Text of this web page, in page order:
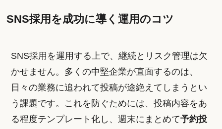
SNS採用を成功に導く運用のコツ
SNS採用を運用する上で、継続とリスク管理は欠
かせません。多くの中堅企業が直面するのは、
日々の業務に追われて投稿が途絶えてしまうとい
う課題です。これを防ぐためには、投稿内容をあ
る程度テンプレート化し、週末にまとめて予約投